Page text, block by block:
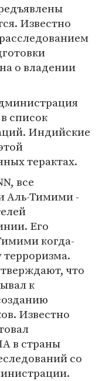
Известно
о владении
список
Индийские
терактах.
все
Аль-Тимими -
Его
когда-
что
к
Известно
в страны
со